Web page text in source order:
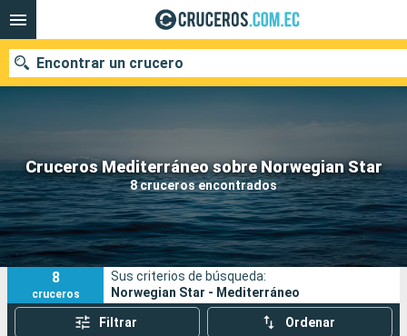
Cruceros Mediterráneo sobre Norwegian Star
8 cruceros encontrados
Encontrar un crucero
Nuestros destinos
Fecha de salida
Puertos Compañías
Buscar
8
cruceros
Sus criterios de búsqueda:
Norwegian Star - Mediterráneo
Filtrar Ordenar